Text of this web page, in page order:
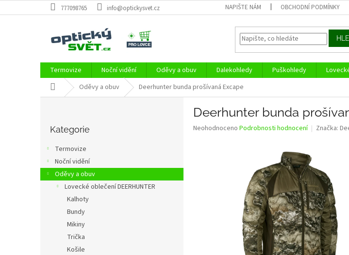
na
777098765 info@optickysvet.cz NAPIŠTE NÁM OBCHODNÍ PODMÍNKY
Termovize Noční vidění Oděvy a obuv Dalekohledy Puškohledy
Domů Oděvy a obuv Deerhunter bunda prošívaná Excape
n
kategorie
Kategorie
Termovize
Noční vidění
Oděvy a obuv
Lovecké oblečení DEERHUNTER
Kalhoty
Bundy
Mikiny
Trička
Košile
Deerhunter bunda
Průměrné
Neohodnoceno Podrobnosti hodnocení Značka: